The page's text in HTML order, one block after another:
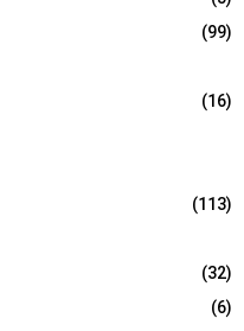
(99)
(16)
(113)
(32)
(6)